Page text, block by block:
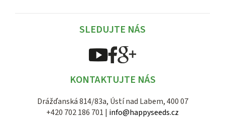
SLEDUJTE NÁS
KONTAKTUJTE NÁS
Drážďanská 814/83a, Ústí nad Labem, 400 07
+420 702 186 701 | info@happyseeds.cz